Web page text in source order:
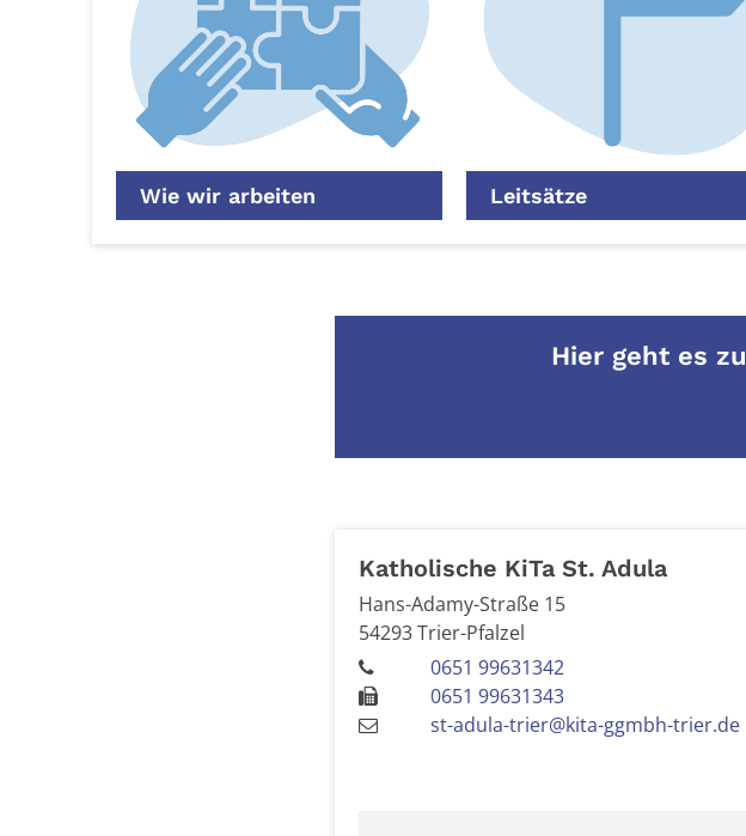
Wie wir arbeiten Leitsätze
Hier geht es
Katholische KiTa St. Adula
Hans-Adamy-Straße 15
54293Trier-Pfalzel
0651 99631342
0651 99631343
st-adula-trier@kita-ggmbh-trier.de